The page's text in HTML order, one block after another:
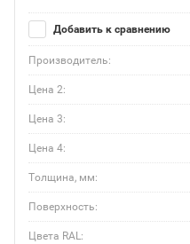
Добавить к сравнению
Производитель:
Цена 2:
Цена 3:
Цена 4:
Толщина, мм:
Поверхность:
Цвета RAL: